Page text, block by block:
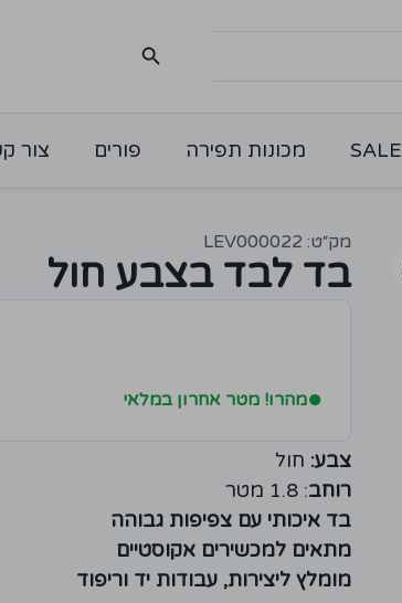
SALE מכונות תפירה פורים צור
מק״ט: LEV000022
בד לבד בצבע חול
●מהרו! מטר אחרון במלאי
צבע: חול
רוחב: 1.8 מטר
בד איכותי עם צפיפות גבוהה
מתאים למכשירים אקוסטיים
מומלץ ליצירות, עבודות יד וריפוד